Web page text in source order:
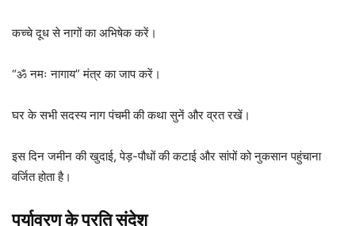
कच्चे दूध से नागों का अभिषेक करें।
“ॐ नमः नागाय” मंत्र का जाप करें।
घर के सभी सदस्य नाग पंचमी की कथा सुनें और व्रत रखें।
इस दिन जमीन की खुदाई, पेड़-पौधों की कटाई और सांपों को नुकसान पहुंचाना
वर्जित होता है।
पर्यावरण के प्रति संदेश